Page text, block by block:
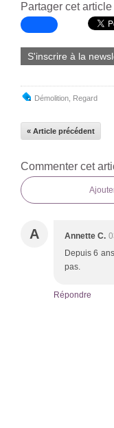
Partager cet article
S'inscrire à la
Démolition Regard
« Article précédent
Commenter cet
A Annette C.
Depuis 6
pas.
Répondre